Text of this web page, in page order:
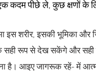
कदम पीछे ले, कुछ क्षणों के
इस शरीर, इसकी भूमिका
सही रूप से देख सकेंगे और
है। आइए जागरूक रहें- में